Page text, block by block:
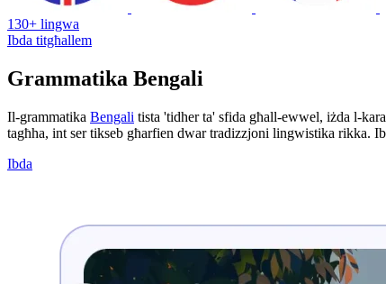
130+ lingwa
Ibda titgħallem
Grammatika Bengali
Il-grammatika Bengali tista 'tidher ta' sfida għall-ewwel, iżda l-
tagħha, int ser tikseb għarfien dwar tradizzjoni lingwistika rikka.
Ibda